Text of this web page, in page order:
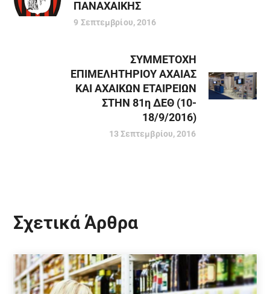
ΠΑΝΑΧΑΙΚΗΣ
9 Σεπτεμβρίου, 2016
ΣΥΜΜΕΤΟΧΗ
ΕΠΙΜΕΛΗΤΗΡΙΟΥ ΑΧΑΙΑΣ
ΚΑΙ ΑΧΑΙΚΩΝ ΕΤΑΙΡΕΙΩΝ
ΣΤΗΝ 81η ΔΕΘ (10-
18/9/2016)
13 Σεπτεμβρίου, 2016
Σχετικά Άρθρα